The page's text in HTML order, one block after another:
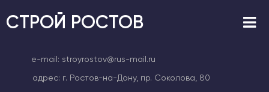
СТРОЙ РОСТОВ
e-mail: stroyrostov@rus-mail.ru
адрес: г. Ростов-на-Дону, пр. Соколова, 80